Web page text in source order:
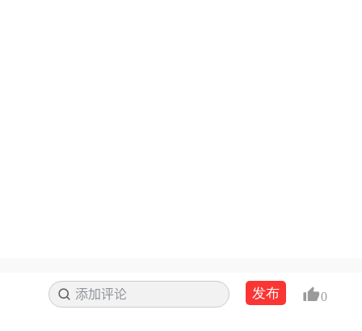
添加评论 搜索发布 0